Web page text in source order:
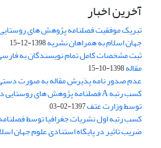
آخرین اخبار
تبریک موفقیت فصلنامه پژوهش های
جهان اسلام به همراهان نشریه1398-12-15
ثبت مشخصات کامل تمام نویسندگان به
مقاله1398-10-15
عدم صدور نامه پذیرش مقاله به صورت
توسط وزارت عتف1397-02-03
کسب رتبه اول نشریات جغرافیا توسط
ضریب تاثیر در پایگاه استنادی علوم جهان